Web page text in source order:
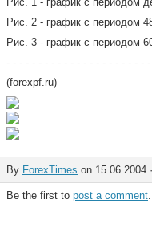
Рис. 2 - график с периодом
Рис. 3 - график с периодом
- - - - - - - - - - - - - - - - - - - - - -
(forexpf.ru)
By ForexTimes on 15.06.2004
Be the first to post a comment.